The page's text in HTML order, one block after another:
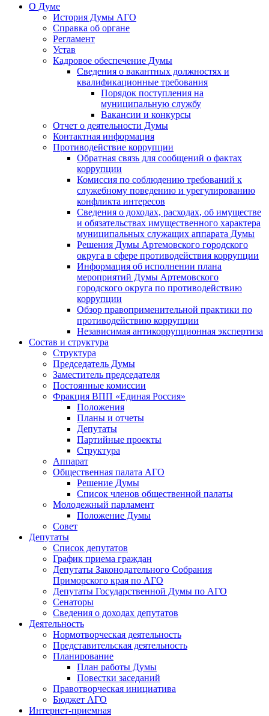
О Думе
История Думы АГО
Справка об органе
Регламент
Устав
Кадровое обеспечение Думы
Сведения о вакантных должностях и
квалификационные требования
Порядок поступления на
муниципальную службу
Вакансии и конкурсы
Отчет о деятельности Думы
Контактная информация
Противодействие коррупции
Обратная связь для сообщений о фактах
коррупции
Комиссия по соблюдению требований к
служебному поведению и урегулированию
конфликта интересов
Сведения о доходах, расходах, об имуществе
и обязательствах имущественного характера
муниципальных служащих аппарата Думы
Решения Думы Артемовского городского
округа в сфере противодействия коррупции
Информация об исполнении плана
мероприятий Думы Артемовского
городского округа по противодействию
коррупции
Обзор правоприменительной практики по
противодействию коррупции
Независимая антикоррупционная экспертиза
Состав и структура
Структура
Председатель Думы
Заместитель председателя
Постоянные комиссии
Фракция ВПП «Единая Россия»
Положения
Планы и отчеты
Депутаты
Партийные проекты
Структура
Аппарат
Общественная палата АГО
Решение Думы
Список членов общественной палаты
Молодежный парламент
Положение Думы
Совет
Депутаты
Список депутатов
График приема граждан
Депутаты Законодательного Собрания
Приморского края по АГО
Депутаты Государственной Думы по АГО
Сенаторы
Сведения о доходах депутатов
Деятельность
Нормотворческая деятельность
Представительская деятельность
Планирование
План работы Думы
Повестки заседаний
Правотворческая инициатива
Бюджет АГО
Интернет-приемная